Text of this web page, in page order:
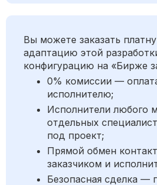
Вы можете заказать
адаптацию этой
конфигурацию на «Бирже
0% комиссии —
исполнителю;
Исполнители любого
отдельных
под проект;
Прямой обмен
заказчиком и
Безопасная сделка —